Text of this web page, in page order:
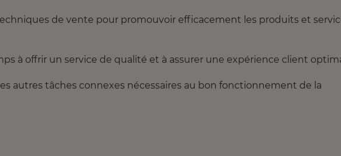
de vente pour promouvoir efficacement les produits et
à offrir un service de qualité et à assurer une expérience client
autres tâches connexes nécessaires au bon fonctionnement de la